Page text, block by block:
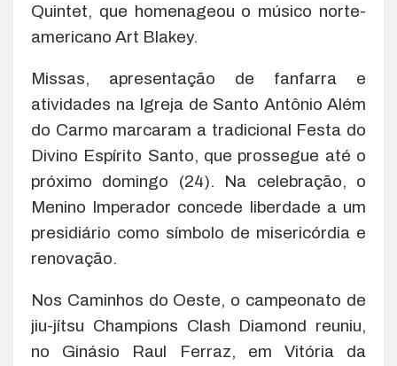
Quintet, que homenageou o músico norte-
americano Art Blakey.
Missas, apresentação de fanfarra e
atividades na Igreja de Santo Antônio Além
do Carmo marcaram a tradicional Festa do
Divino Espírito Santo, que prossegue até o
próximo domingo (24). Na celebração, o
Menino Imperador concede liberdade a um
presidiário como símbolo de misericórdia e
renovação.
Nos Caminhos do Oeste, o campeonato de
jiu-jítsu Champions Clash Diamond reuniu,
no Ginásio Raul Ferraz, em Vitória da